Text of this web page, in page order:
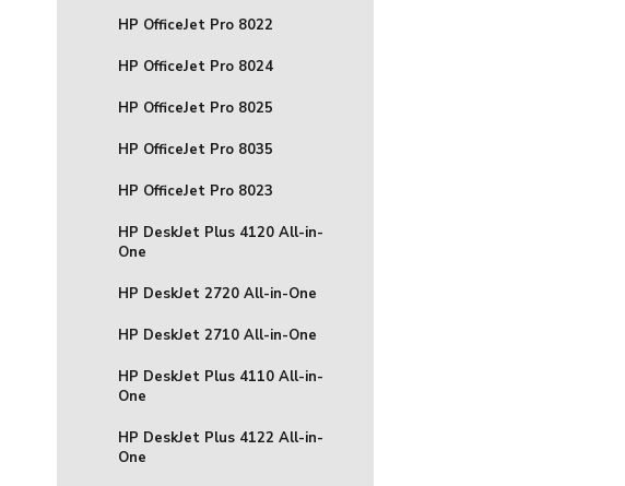
HP OfficeJet Pro 8022
HP OfficeJet Pro 8024
HP OfficeJet Pro 8025
HP OfficeJet Pro 8035
HP OfficeJet Pro 8023
HP DeskJet Plus 4120 All-in-
One
HP DeskJet 2720 All-in-One
HP DeskJet 2710 All-in-One
HP DeskJet Plus 4110 All-in-
One
HP DeskJet Plus 4122 All-in-
One